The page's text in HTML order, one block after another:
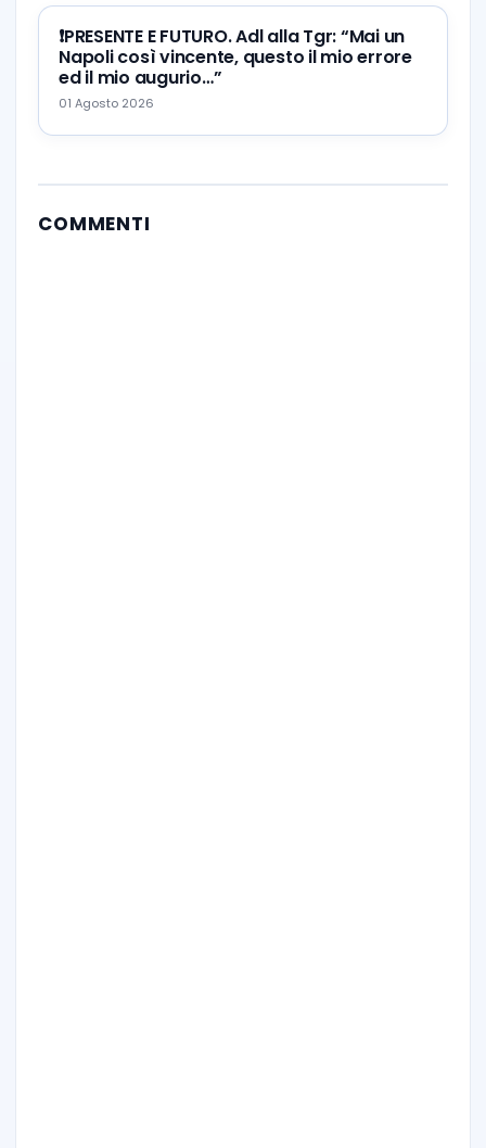
❗️PRESENTE E FUTURO. Adl alla Tgr: “Mai un
Napoli così vincente, questo il mio errore
ed il mio augurio…”
01 Agosto 2026
COMMENTI